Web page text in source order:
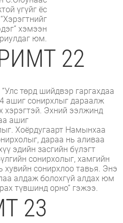
үгүйг ёс
хэмээн
юм.
22
төрд шийдвэр гаргахдаа
ашиг сонирхлыг дараалж
хэрэгтэй. Эхний ээлжинд
ашиг
Хоёрдугаарт Намынхаа
дараа нь аливаа
эдийн засгийн бүлэгт
сонирхолыг, хамгийн
хувийн сонирхлоо тавья. Энэ
алдаж болохгүй алдах юм
түвшинд орно” гэжээ.
23